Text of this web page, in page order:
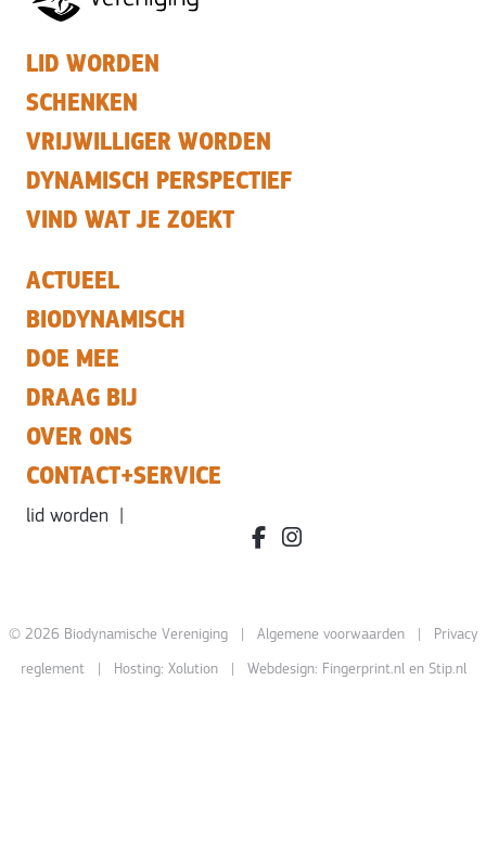
LID WORDEN
SCHENKEN
VRIJWILLIGER WORDEN
DYNAMISCH PERSPECTIEF
VIND WAT JE ZOEKT
ACTUEEL
BIODYNAMISCH
DOE MEE
DRAAG BIJ
OVER ONS
CONTACT+SERVICE
lid worden
facebook.com/bdvereniging/
instagram.com/
© 2026 Biodynamische Vereniging | Algemene voorwaarden| Privacy
reglement| Hosting: Xolution| Webdesign: Fingerprint.nlen Stip.nl